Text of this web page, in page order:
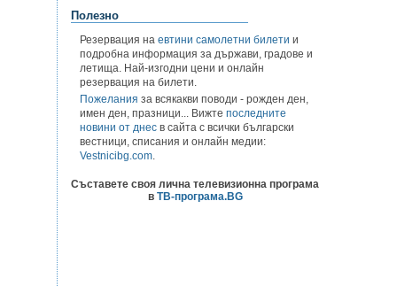
Полезно
Резервация на евтини самолетни билети и
подробна информация за държави, градове и
летища. Най-изгодни цени и онлайн
резервация на билети.
Пожелания за всякакви поводи - рожден ден,
имен ден, празници... Вижте последните
новини от днес в сайта с всички български
вестници, списания и онлайн медии:
Vestnicibg.com.
Съставете своя лична телевизионна програма
в ТВ-програма.BG